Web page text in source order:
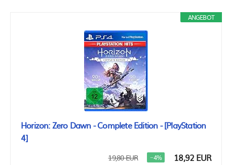
ANGEBOT
Horizon: Zero Dawn - Complete Edition - [PlayStation
4]
19,80 EUR −4% 18,92 EUR